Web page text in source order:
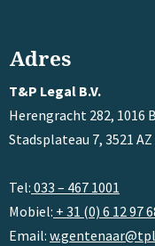
Adres
T&P Legal B.V.
Herengracht 282, 1016
Stadsplateau 7, 3521
Tel: 033 – 467 1001
Mobiel: + 31 (0) 6 12 97
Email: